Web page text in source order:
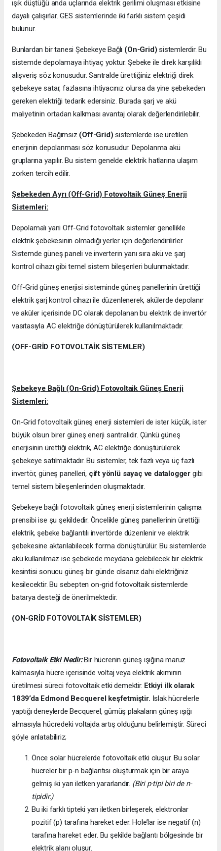
ışık düştüğü anda uçlarında elektrik gerilimi oluşması etkisine
dayalı çalışırlar. GES sistemlerinde iki farklı sistem çeşidi
bulunur.
Bunlardan bir tanesi Şebekeye Bağlı (On-Grid) sistemlerdir. Bu
sistemde depolamaya ihtiyaç yoktur. Şebeke ile direk karşılıklı
alışveriş söz konusudur. Santralde ürettiğiniz elektriği direk
şebekeye satar, fazlasına ihtiyacınız olursa da yine şebekeden
gereken elektriği tedarik edersiniz. Burada şarj ve akü
maliyetinin ortadan kalkması avantaj olarak değerlendirilebilir.
Şebekeden Bağımsız (Off-Grid) sistemlerde ise üretilen
enerjinin depolanması söz konusudur. Depolanma akü
gruplarına yapılır. Bu sistem genelde elektrik hatlarına ulaşım
zorken tercih edilir.
Şebekeden Ayrı (Off-Grid) Fotovoltaik Güneş Enerji
Sistemleri:
Depolamalı yani Off-Grid fotovoltaik sistemler genellikle
elektrik şebekesinin olmadığı yerler için değerlendirilirler.
Sistemde güneş paneli ve inverterin yanı sıra akü ve şarj
kontrol cihazı gibi temel sistem bileşenleri bulunmaktadır.
Off-Grid güneş enerjisi sisteminde güneş panellerinin ürettiği
elektrik şarj kontrol cihazı ile düzenlenerek, akülerde depolanır
ve aküler içerisinde DC olarak depolanan bu elektrik de invertör
vasıtasıyla AC elektriğe dönüştürülerek kullanılmaktadır.
(OFF-GRİD FOTOVOLTAİK SİSTEMLER)
Şebekeye Bağlı (On-Grid) Fotovoltaik Güneş Enerji
Sistemleri:
On-Grid fotovoltaik güneş enerji sistemleri de ister küçük, ister
büyük olsun birer güneş enerji santralidir. Çünkü güneş
enerjisinin ürettiği elektrik, AC elektriğe dönüştürülerek
şebekeye satılmaktadır. Bu sistemler, tek fazlı veya üç fazlı
invertör, güneş panelleri, çift yönlü sayaç ve datalogger gibi
temel sistem bileşenlerinden oluşmaktadır.
Şebekeye bağlı fotovoltaik güneş enerji sistemlerinin çalışma
prensibi ise şu şekildedir. Öncelikle güneş panellerinin ürettiği
elektrik, şebeke bağlantılı invertörde düzenlenir ve elektrik
şebekesine aktarılabilecek forma dönüştürülür. Bu sistemlerde
akü kullanılmaz ise şebekede meydana gelebilecek bir elektrik
kesintisi sonucu güneş bir günde olsanız dahi elektriğiniz
kesilecektir. Bu sebepten on-grid fotovoltaik sistemlerde
batarya desteği de önerilmektedir.
(ON-GRİD FOTOVOLTAİK SİSTEMLER)
Fotovoltaik Etki Nedir:Bir hücrenin güneş ışığına maruz
kalmasıyla hücre içerisinde voltaj veya elektrik akımının
üretilmesi süreci fotovoltaik etki demektir. Etkiyi ilk olarak
1839’da Edmond Becquerel keşfetmiştir. Islak hücrelerle
yaptığı deneylerde Becquerel, gümüş plakaların güneş ışığı
almasıyla hücredeki voltajda artış olduğunu belirlemiştir. Süreci
şöyle anlatabiliriz;
Önce solar hücrelerde fotovoltaik etki oluşur. Bu solar
hücreler bir p-n bağlantısı oluşturmak için bir araya
gelmiş iki yarı iletken yararlandır. (Biri p-tipi biri de n-
tipidir.)
Bu iki farklı tipteki yarı iletken birleşerek, elektronlar
pozitif (p) tarafına hareket eder. Hole’lar ise negatif (n)
tarafına hareket eder. Bu şekilde bağlantı bölgesinde bir
elektrik alanı oluşur.